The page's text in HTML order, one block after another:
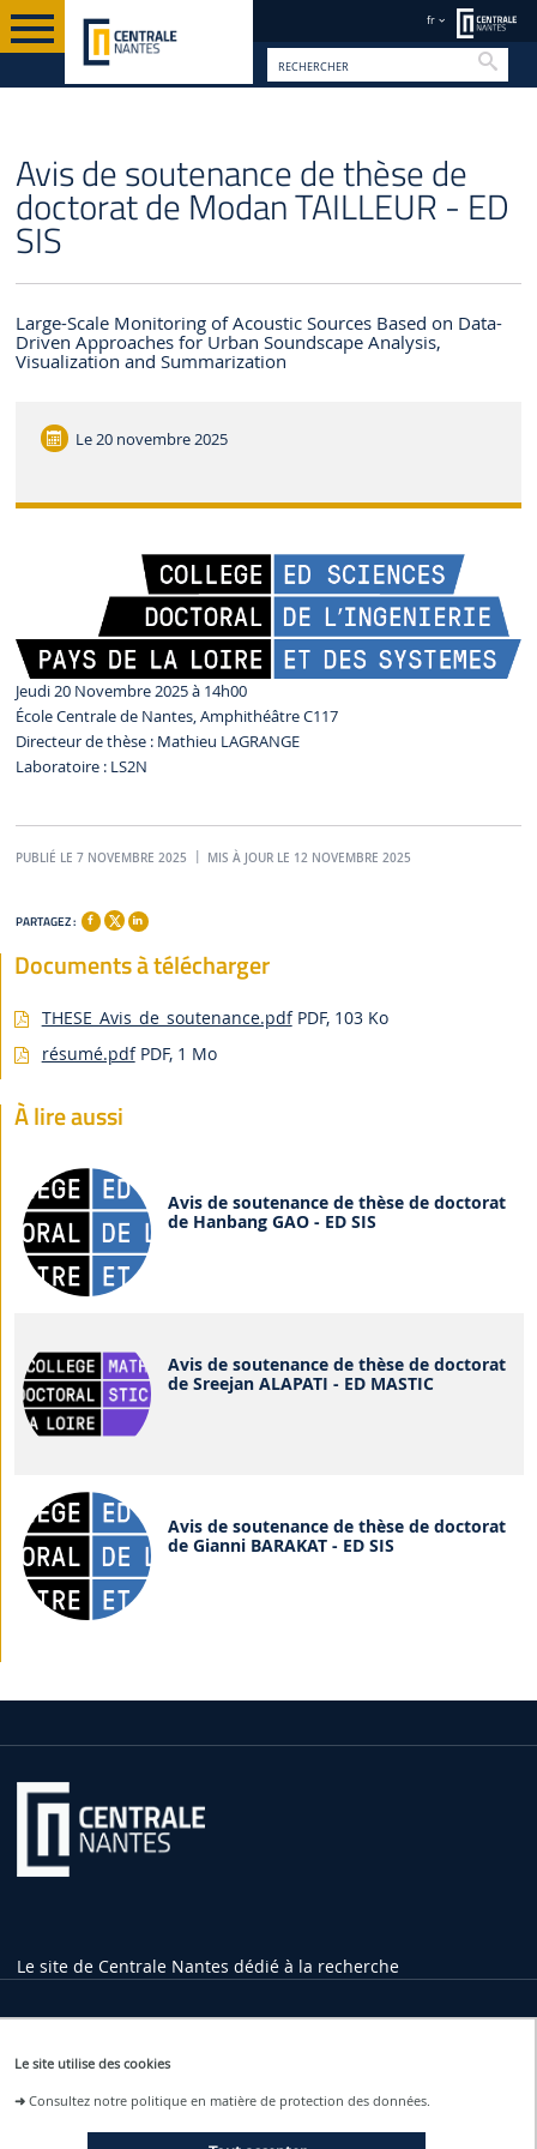
Le site utilise des cookies
➜Consultez notre politique en matière de protection des données.
fr
Avis de soutenance de thèse de
doctorat de Modan TAILLEUR - ED
SIS
Large-Scale Monitoring of Acoustic Sources Based on Data-
Driven Approaches for Urban Soundscape Analysis,
Visualization and Summarization
Le20 novembre 2025
Jeudi 20 Novembre 2025 à 14h00
École Centrale de Nantes, Amphithéâtre C117
Directeur de thèse : Mathieu LAGRANGE
Laboratoire : LS2N
PUBLIÉ LE 7 NOVEMBRE 2025 MIS À JOUR LE 12 NOVEMBRE 2025
PARTAGEZ :
Documents à télécharger
THESE_Avis_de_soutenance.pdf PDF, 103 Ko
résumé.pdf PDF, 1 Mo
À lire aussi
Avis de soutenance de thèse de doctorat
de Hanbang GAO - ED SIS
Avis de soutenance de thèse de doctorat
de Sreejan ALAPATI - ED MASTIC
Avis de soutenance de thèse de doctorat
de Gianni BARAKAT - ED SIS
Le site de Centrale Nantes dédié à la recherche
44321 Nantes Cedex 3